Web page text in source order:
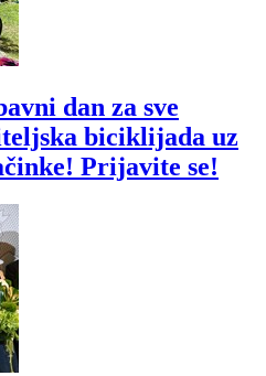
dan za sve
biciklijada uz
Prijavite se!